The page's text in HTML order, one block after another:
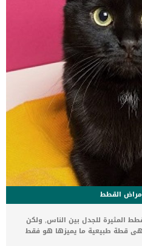
القطط
المثيرة للجدل بين الناس, ولكن
قطة طبيعية ما يميزها هو فقط